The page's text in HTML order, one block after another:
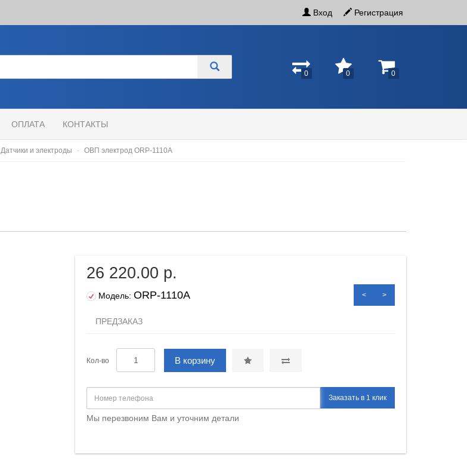
Вход Регистрация
0 0 0
ОПЛАТА КОНТАКТЫ
Датчики и электроды ОВП электрод ORP-1110A
26 220.00 р.
Модель: ORP-1110A < >
ПРЕДЗАКАЗ
Кол-во В корзину
Заказать в 1 клик
Мы перезвоним Вам и уточним детали